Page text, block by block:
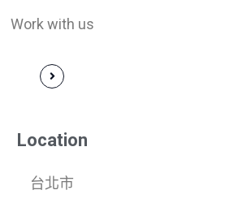
Work with us
Location
台北市